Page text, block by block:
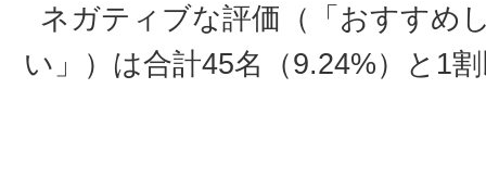
ネガティブな評価（「おすすめ
い」）は合計45名（9.24%）と1